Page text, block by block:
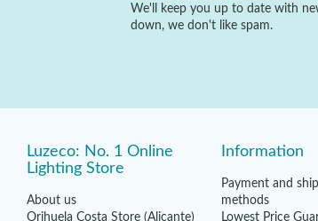
We'll keep you up to date with
down, we don't like spam.
Luzeco: No. 1 Online
Lighting Store
About us
Orihuela Costa Store (Alicante)
Information
Payment and
methods
Lowest Price